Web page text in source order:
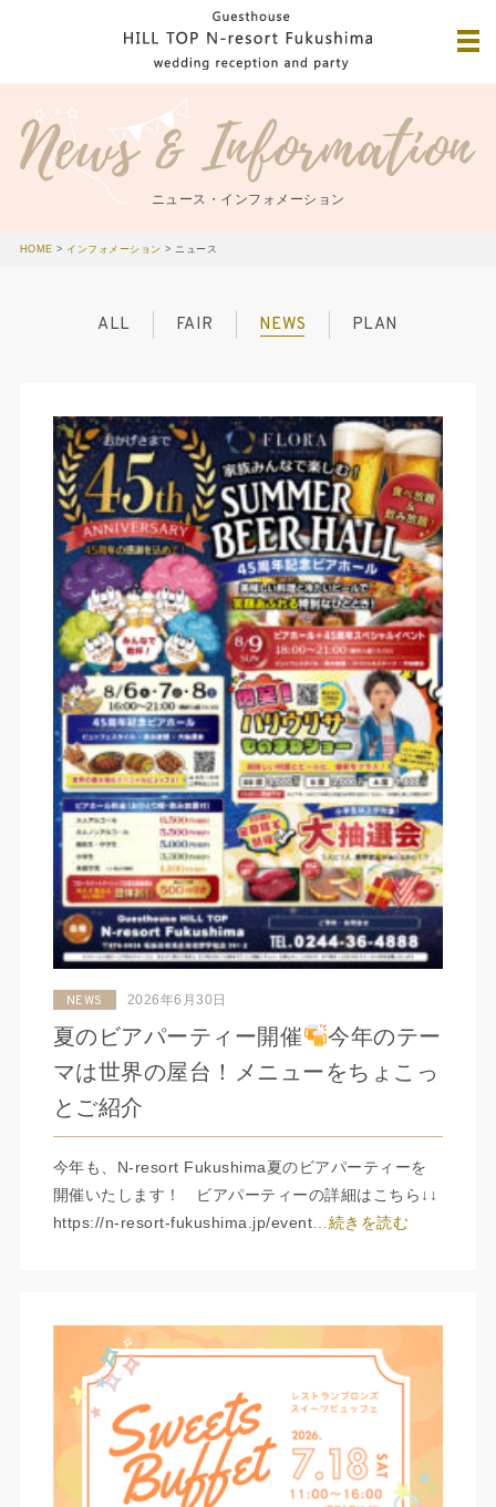
ニュース・インフォメーション
HOME > インフォメーション >ニュース
ALL FAIR NEWS PLAN
NEWS 2026年6月30日
夏のビアパーティー開催
今年のテー
マは世界の屋台！メニューをちょこっ
とご紹介
今年も、N-resort Fukushima夏のビアパーティーを
開催いたします！ ビアパーティーの詳細はこちら↓↓
https://n-resort-fukushima.jp/event …続きを読む